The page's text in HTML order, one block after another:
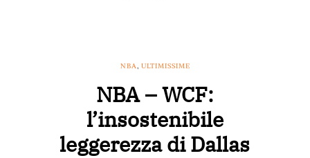
NBA, ULTIMISSIME
NBA – WCF:
l’insostenibile
leggerezza di Dallas